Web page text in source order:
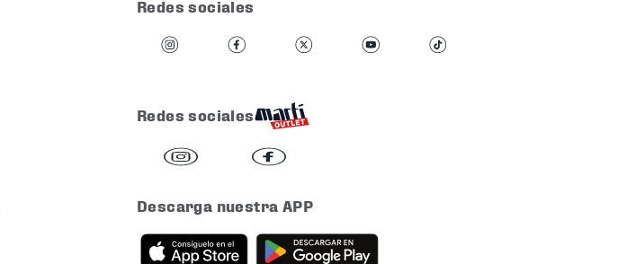
Redes sociales
Redes sociales
Descarga nuestra APP